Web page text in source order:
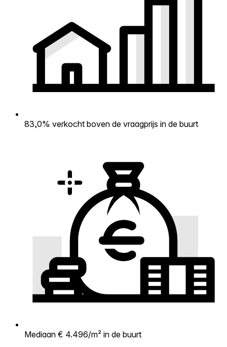
83,0% verkocht boven de vraagprijs in de buurt
Mediaan € 4.496/m² in de buurt